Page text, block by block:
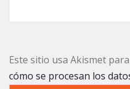
Este sitio usa Akismet
cómo se procesan los